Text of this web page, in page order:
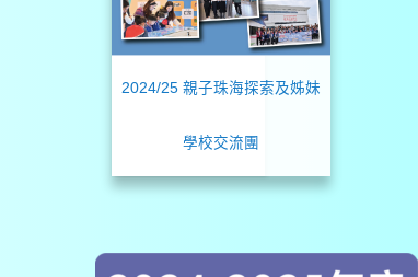
2024/25 親子珠海探索及姊妹
學校交流團